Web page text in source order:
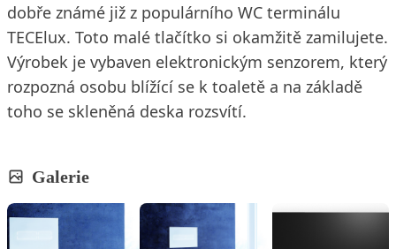
dobře známé již z populárního WC terminálu
TECElux. Toto malé tlačítko si okamžitě zamilujete.
Výrobek je vybaven elektronickým senzorem, který
rozpozná osobu blížící se k toaletě a na základě
toho se skleněná deska rozsvítí.
Galerie